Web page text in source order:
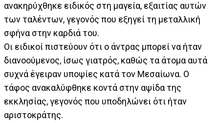
ανακηρύχθηκε ειδικός στη μαγεία, εξαιτίας αυτών
των ταλέντων, γεγονός που εξηγεί τη μεταλλική
σφήνα στην καρδιά του.
Οι ειδικοί πιστεύουν ότι ο άντρας μπορεί να ήταν
διανοούμενος, ίσως γιατρός, καθώς τα άτομα αυτά
συχνά έγειραν υποψίες κατά τον Μεσαίωνα. Ο
τάφος ανακαλύφθηκε κοντά στην αψίδα της
εκκλησίας, γεγονός που υποδηλώνει ότι ήταν
αριστοκράτης.